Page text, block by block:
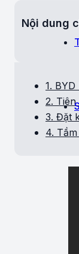
Nội dung
1.
2.
3. Đặt
4.